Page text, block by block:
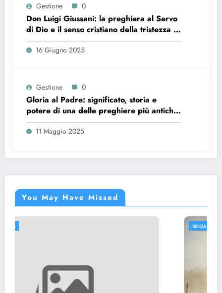
Gestione 0
Don Luigi Giussani: la preghiera al Servo
di Dio e il senso cristiano della tristezza e
della stanchezza
16 Giugno 2025
Gestione 0
Gloria al Padre: significato, storia e
potere di una delle preghiere più antiche
della Chiesa
11 Maggio 2025
You May Have Missed